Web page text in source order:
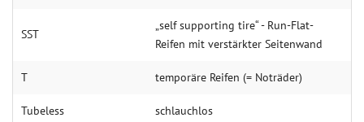
SST
„self supporting tire“ - Run-Flat-
Reifen mit verstärkter Seitenwand
T temporäre Reifen (= Noträder)
Tube­less schlauchlos